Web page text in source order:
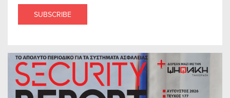
SUBSCRIBE